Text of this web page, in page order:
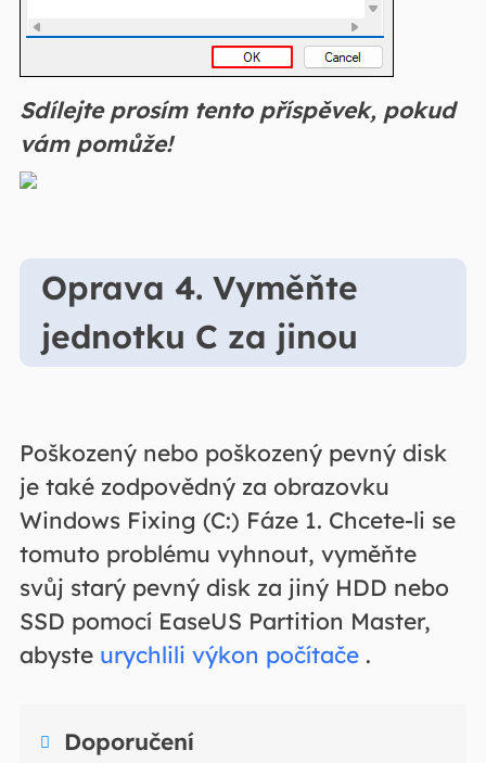
Sdílejte prosím tento příspěvek, pokud
vám pomůže!
Oprava 4. Vyměňte
jednotku C za jinou
Poškozený nebo poškozený pevný disk
je také zodpovědný za obrazovku
Windows Fixing (C:) Fáze 1. Chcete-li se
tomuto problému vyhnout, vyměňte
svůj starý pevný disk za jiný HDD nebo
SSD pomocí EaseUS Partition Master,
abyste urychlili výkon počítače.
 Doporučení